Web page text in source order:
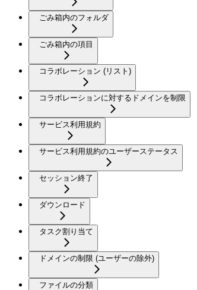
ごみ箱内のフォルダ
ごみ箱内の項目
コラボレーション (リスト)
コラボレーションに対するドメインを制限
サービス利用規約
サービス利用規約のユーザーステータス
セッション終了
ダウンロード
タスク割り当て
ドメインの制限 (ユーザーの除外)
ファイルの分類